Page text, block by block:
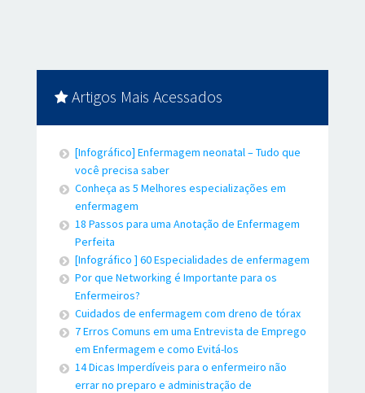
Artigos Mais Acessados
[Infográfico] Enfermagem neonatal – Tudo que
você precisa saber
Conheça as 5 Melhores especializações em
enfermagem
18 Passos para uma Anotação de Enfermagem
Perfeita
[Infográfico ] 60 Especialidades de enfermagem
Por que Networking é Importante para os
Enfermeiros?
Cuidados de enfermagem com dreno de tórax
7 Erros Comuns em uma Entrevista de Emprego
em Enfermagem e como Evitá-los
14 Dicas Imperdíveis para o enfermeiro não
errar no preparo e administração de